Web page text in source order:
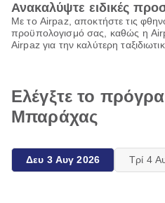
Ανακαλύψτε ειδικές
Με το Airpaz, αποκτήστε τις
προϋπολογισμό σας, καθώς η
Airpaz για την καλύτερη
Ελέγξτε το
Μπαράχας
Δευ 3 Αυγ 2026 Τρί 4